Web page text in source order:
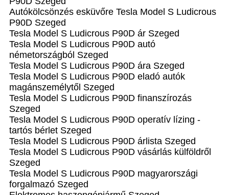
Autókölcsönzés esküvőre Tesla Model S Ludicrous
P90D Szeged
Tesla Model S Ludicrous P90D ár Szeged
Tesla Model S Ludicrous P90D autó
németországból Szeged
Tesla Model S Ludicrous P90D ára Szeged
Tesla Model S Ludicrous P90D eladó autók
magánszemélytől Szeged
Tesla Model S Ludicrous P90D finanszírozás
Szeged
Tesla Model S Ludicrous P90D operatív lízing -
tartós bérlet Szeged
Tesla Model S Ludicrous P90D árlista Szeged
Tesla Model S Ludicrous P90D vásárlás külföldről
Szeged
Tesla Model S Ludicrous P90D magyarországi
forgalmazó Szeged